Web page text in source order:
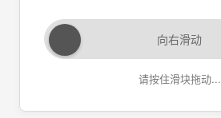
向右滑动
请按住滑块拖动...